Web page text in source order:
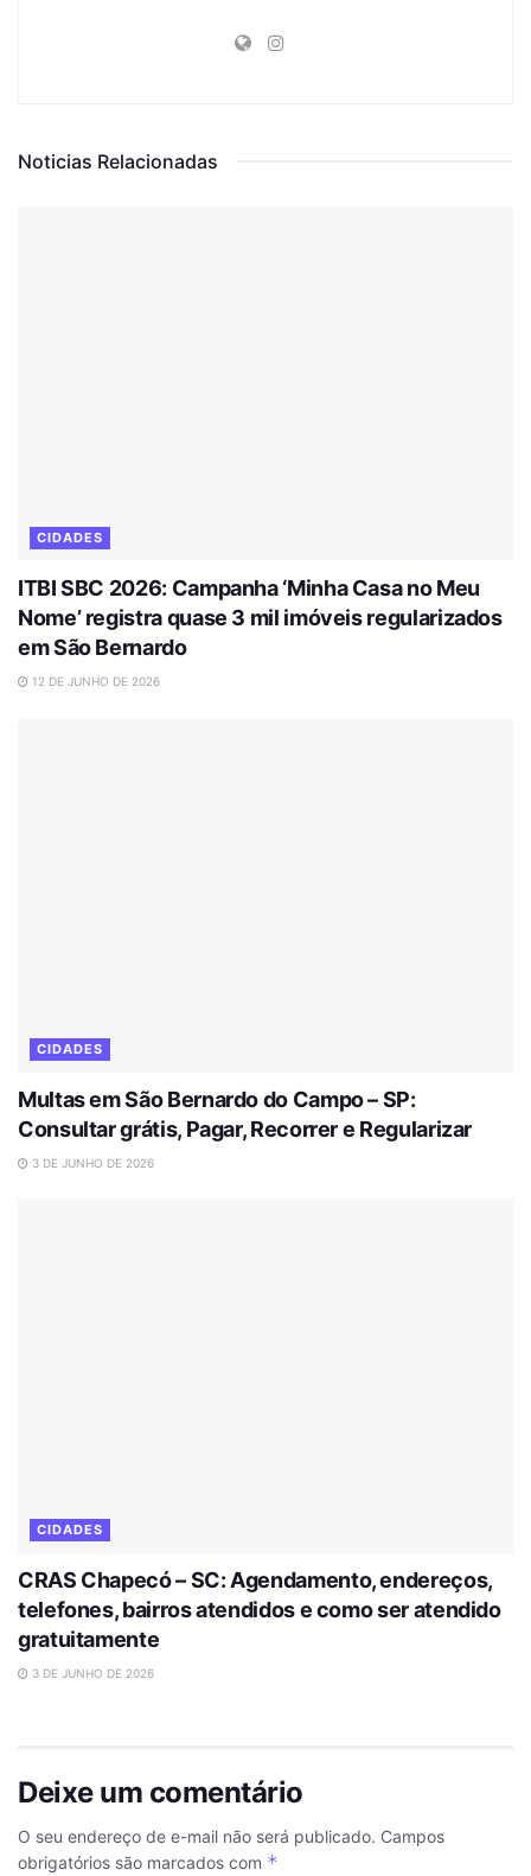
Noticias Relacionadas
CIDADES
ITBI SBC 2026: Campanha ‘Minha Casa no Meu
Nome’ registra quase 3 mil imóveis regularizados
em São Bernardo
12 DE JUNHO DE 2026
CIDADES
Multas em São Bernardo do Campo – SP:
Consultar grátis, Pagar, Recorrer e Regularizar
3 DE JUNHO DE 2026
CIDADES
CRAS Chapecó – SC: Agendamento, endereços,
telefones, bairros atendidos e como ser atendido
gratuitamente
3 DE JUNHO DE 2026
Deixe um comentário
O seu endereço de e-mail não será publicado. Campos
obrigatórios são marcados com *